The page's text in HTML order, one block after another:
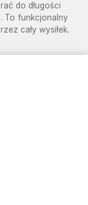
do długości
To funkcjonalny
cały wysiłek.